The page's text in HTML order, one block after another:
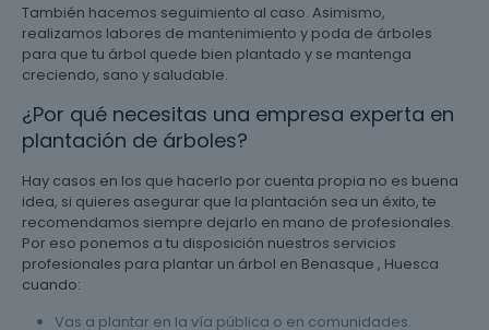
También hacemos seguimiento al caso. Asimismo,
realizamos labores de mantenimiento y poda de árboles
para que tu árbol quede bien plantado y se mantenga
creciendo, sano y saludable.
¿Por qué necesitas una empresa experta en
plantación de árboles?
Hay casos en los que hacerlo por cuenta propia no es buena
idea, si quieres asegurar que la plantación sea un éxito, te
recomendamos siempre dejarlo en mano de profesionales.
Por eso ponemos a tu disposición nuestros servicios
profesionales para plantar un árbol en Benasque , Huesca
cuando:
Vas a plantar en la vía pública o en comunidades.